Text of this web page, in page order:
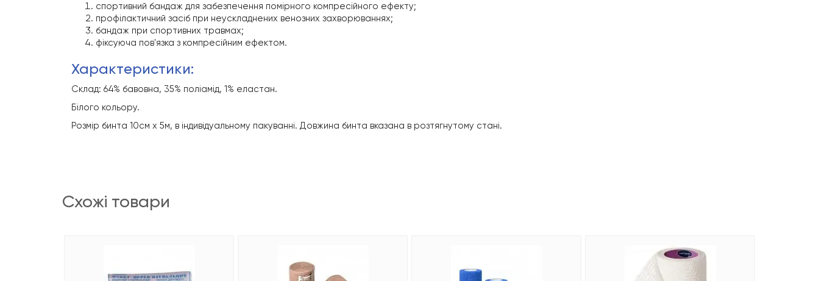
спортивний бандаж для забезпечення помірного компресійного ефекту;
профілактичний засіб при неускладнених венозних захворюваннях;
бандаж при спортивних травмах;
фіксуюча пов'язка з компресійним ефектом.
характеристики:
Склад: 64% бавовна, 35% поліамід, 1% еластан.
Білого кольору.
Розмір бинта 10см х 5м, в індивідуальному пакуванні. Довжина бинта вказана в розтягнутому стані.
схожі товари